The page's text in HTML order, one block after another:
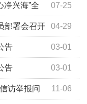
07-25
净兴海”全
04-29
部署会召开
03-01
告
03-01
告
11-06
访举报问